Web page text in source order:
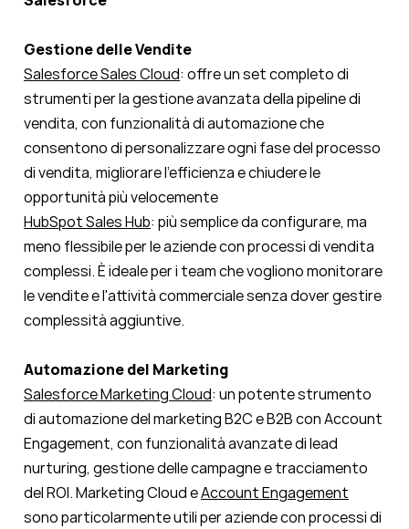
Gestione delle Vendite
Salesforce Sales Cloud: offre un set completo di
strumenti per la gestione avanzata della pipeline di
vendita, con funzionalità di automazione che
consentono di personalizzare ogni fase del processo
di vendita, migliorare l'efficienza e chiudere le
opportunità più velocemente
HubSpot Sales Hub: più semplice da configurare, ma
meno flessibile per le aziende con processi di vendita
complessi. È ideale per i team che vogliono monitorare
le vendite e l'attività commerciale senza dover gestire
complessità aggiuntive.
Automazione del Marketing
Salesforce Marketing Cloud: un potente strumento
di automazione del marketing B2C e B2B con Account
Engagement, con funzionalità avanzate di lead
nurturing, gestione delle campagne e tracciamento
del ROI. Marketing Cloud eAccount Engagement
sono particolarmente utili per aziende con processi di